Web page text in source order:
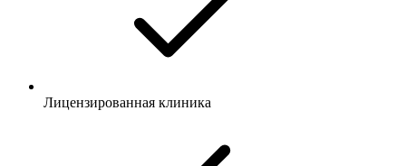
Лицензированная клиника